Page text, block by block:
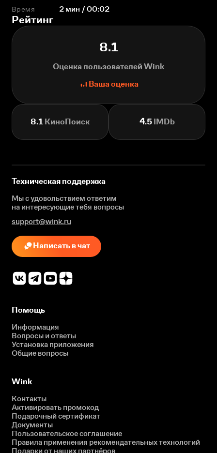
Время 2 мин / 00:02
Рейтинг
8.1
Оценка пользователей Wink
Ваша оценка
8.1 КиноПоиск 4.5IMDb
Техническая поддержка
Мы с удовольствием ответим
на интересующиетебя вопросы
support@wink.ru
Написать в чат
Помощь
Информация
Вопросы и ответы
Установка приложения
Общие вопросы
Wink
Контакты
Активировать промокод
Подарочный сертификат
Документы
Пользовательское соглашение
Правила применения рекомендательных технологий
Подарки от наших партнёров